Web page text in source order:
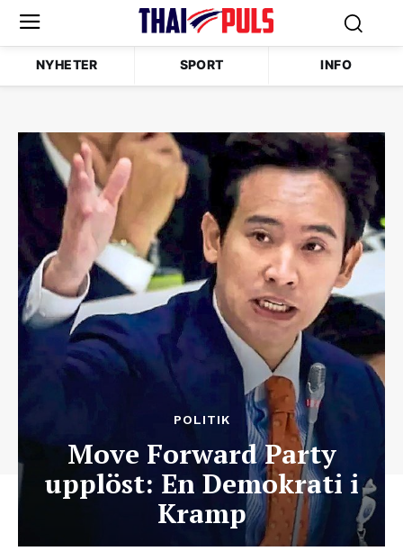
NYHETER SPORT INFO
POLITIK
Move Forward Party
upplöst: En Demokrati i
Kramp